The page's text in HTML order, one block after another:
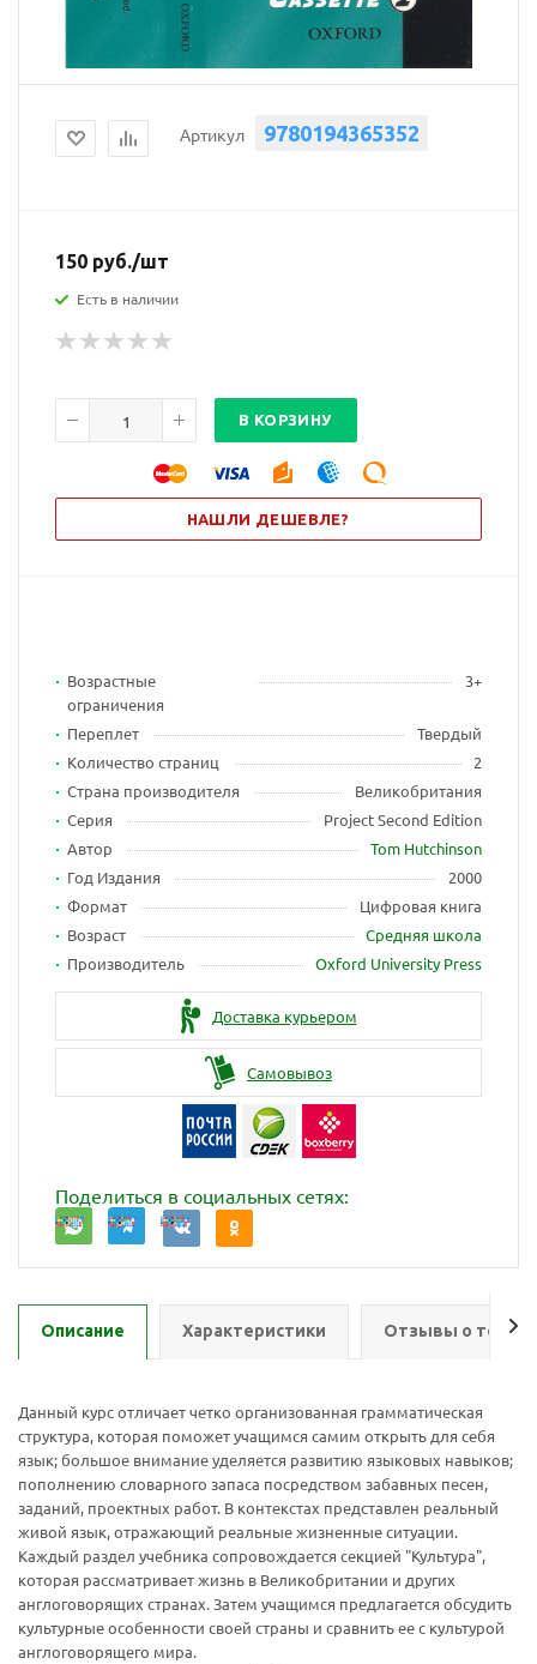
Артикул 9780194365352
150 руб./шт
Есть в наличии
В КОРЗИНУ
НАШЛИ ДЕШЕВЛЕ?
Возрастные
ограничения
3+
Переплет
Твердый
Количество страниц
2
Страна производителя
Великобритания
Серия
Project Second Edition
Автор
Tom Hutchinson
Год Издания
2000
Формат
Цифровая книга
Возраст
Средняя школа
Производитель
Oxford University Press
Доставка курьером
Самовывоз
Поделиться в социальных сетях:
Описание Характеристики Отзывы о
Данный курс отличает четко организованная грамматическая
структура, которая поможет учащимся самим открыть для себя
язык; большое внимание уделяется развитию языковых навыков;
пополнению словарного запаса посредством забавных песен,
заданий, проектных работ. В контекстах представлен реальный
живой язык, отражающий реальные жизненные ситуации.
Каждый раздел учебника сопровождается секцией "Культура",
которая рассматривает жизнь в Великобритании и других
англоговорящих странах. Затем учащимся предлагается обсудить
культурные особенности своей страны и сравнить ее с культурой
англоговорящего мира.